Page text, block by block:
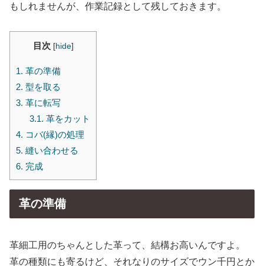
もしれませんが、作業記録として残しておきます。
目次 [hide]
1. 革の準備
2. 型を取る
3. 革に転写
3.1. 革をカット
4. コバ(縁)の処理
5. 縫い合わせる
6. 完成
革の準備
革細工用のちゃんとした革って、結構お高いんですよ。
革の種類にも寄るけど、それなりのサイズでウン千円とか